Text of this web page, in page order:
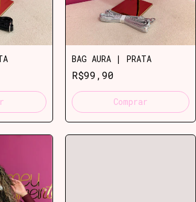
BAG AURA | PRATA
R$99,90